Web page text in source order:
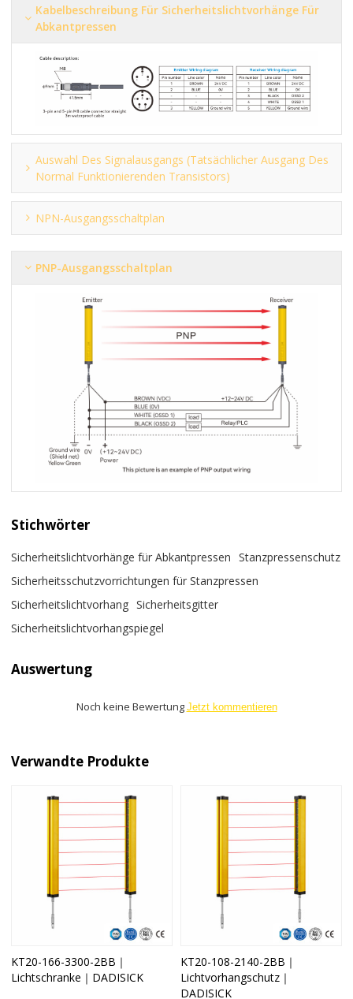
Kabelbeschreibung Für Sicherheitslichtvorhänge Für
Abkantpressen
Auswahl Des Signalausgangs (tatsächlicher Ausgang Des
Normal Funktionierenden Transistors)
NPN-Ausgangsschaltplan
PNP-Ausgangsschaltplan
Stichwörter
Sicherheitslichtvorhänge für Abkantpressen
Stanzpressenschutz
Sicherheitsschutzvorrichtungen für Stanzpressen
Sicherheitslichtvorhang Sicherheitsgitter
Sicherheitslichtvorhangspiegel
Auswertung
Noch keine Bewertung Jetzt kommentieren
Verwandte Produkte
KT20-166-3300-2BB｜
Lichtschranke｜DADISICK
KT20-108-2140-2BB｜
Lichtvorhangschutz｜
DADISICK